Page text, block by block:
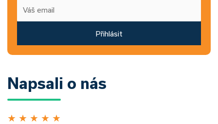
Přihlásit
Napsali o nás
★ ★ ★ ★ ★